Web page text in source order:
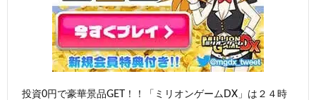
投資0円で豪華景品GET！！「ミリオンゲームDX」は２４時